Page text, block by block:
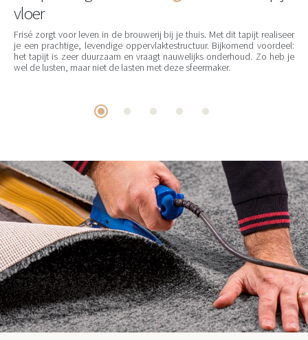
vloer
Frisé zorgt voor leven in de brouwerij bij je thuis. Met dit tapijt realiseer
je een prachtige, levendige oppervlaktestructuur. Bijkomend voordeel:
het tapijt is zeer duurzaam en vraagt nauwelijks onderhoud. Zo heb je
wel de lusten, maar niet de lasten met deze sfeermaker.